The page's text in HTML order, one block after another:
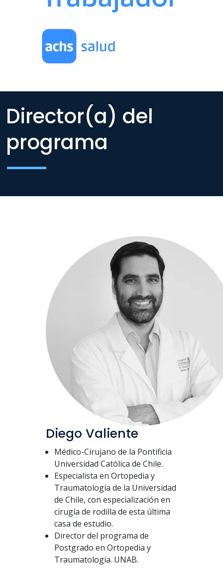
Director(a) del
programa
Diego Valiente
Médico-Cirujano de la Pontificia
Universidad Católica de Chile.
Especialista en Ortopedia y
Traumatología de la Universidad
de Chile, con especialización en
cirugía de rodilla de esta última
casa de estudio.
Director del programa de
Postgrado en Ortopedia y
Traumatología. UNAB.